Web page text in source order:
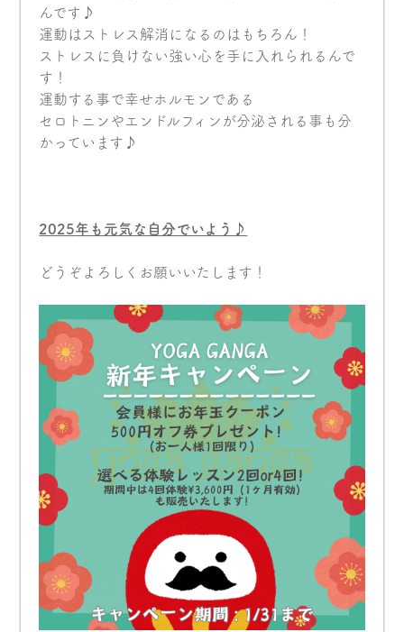
んです♪
運動はストレス解消になるのはもちろん！
ストレスに負けない強い心を手に入れられるんで
す！
運動する事で幸せホルモンである
セロトニンやエンドルフィンが分泌される事も分
かっています♪
2025年も元気な自分でいよう ♪
どうぞよろしくお願いいたします！